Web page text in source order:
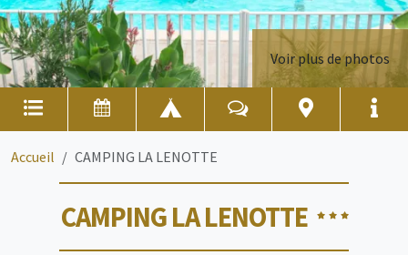
Voir plus de photos
Accueil CAMPING LA LENOTTE
CAMPING LA LENOTTE